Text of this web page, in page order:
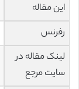
این مقاله
رفرنس
لینک مقاله در
سایت مرجع